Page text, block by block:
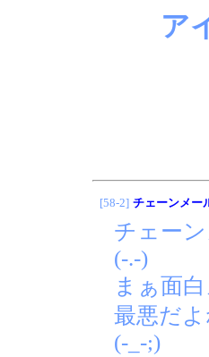
ア
[58-2] チェーンメー
チェー
(-.-)
まぁ面
最悪だよ
(-_-;)